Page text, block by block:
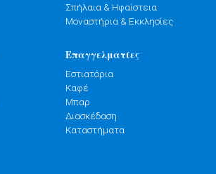
Σπήλαια & Ηφαίστεια
Μοναστήρια & Εκκλησίες
Επαγγελματίες
Εστιατόρια
Καφέ
Μπαρ
Διασκέδαση
Καταστήματα